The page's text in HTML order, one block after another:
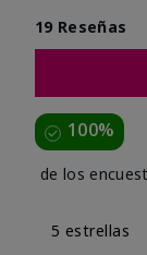
19 Reseñas
100%
de los
5 estrellas